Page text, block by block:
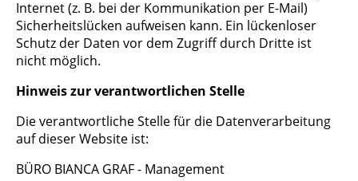
Internet (z. B. bei der Kommunikation per E-Mail)
Sicherheitslücken aufweisen kann. Ein lückenloser
Schutz der Daten vor dem Zugriff durch Dritte ist
nicht möglich.
Hinweis zur verantwortlichen Stelle
Die verantwortliche Stelle für die Datenverarbeitung
auf dieser Website ist:
BÜRO BIANCA GRAF - Management